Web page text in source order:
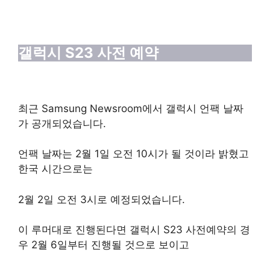
갤럭시 S23 사전 예약
최근 Samsung Newsroom에서 갤럭시 언팩 날짜
가 공개되었습니다.
언팩 날짜는 2월 1일 오전 10시가 될 것이라 밝혔고
한국 시간으로는
2월 2일 오전 3시로 예정되었습니다.
이 루머대로 진행된다면 갤럭시 S23 사전예약의 경
우 2월 6일부터 진행될 것으로 보이고